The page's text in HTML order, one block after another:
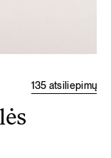
135 atsiliepimų